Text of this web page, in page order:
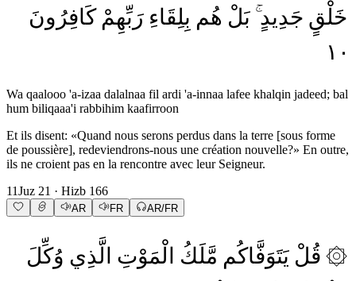
خَلْقٍ جَدِيدٍ بَلْ هُم بِلِقَاءِ رَبِّهِمْ كَافِرُونَ
١٠
Wa qaalooo 'a-izaa dalalnaa fil ardi 'a-innaa lafee khalqin jadeed; bal
hum biliqaaa'i rabbihim kaafirroon
Et ils disent: «Quand nous serons perdus dans la terre [sous forme
de poussière], redeviendrons-nous une création nouvelle?» En outre,
ils ne croient pas en la rencontre avec leur Seigneur.
11Juz 21 · Hizb 166
AR FR AR/FR
۞ قُلْ يَتَوَفَّاكُم مَّلَكُ الْمَوْتِ الَّذِي وُكِّلَ